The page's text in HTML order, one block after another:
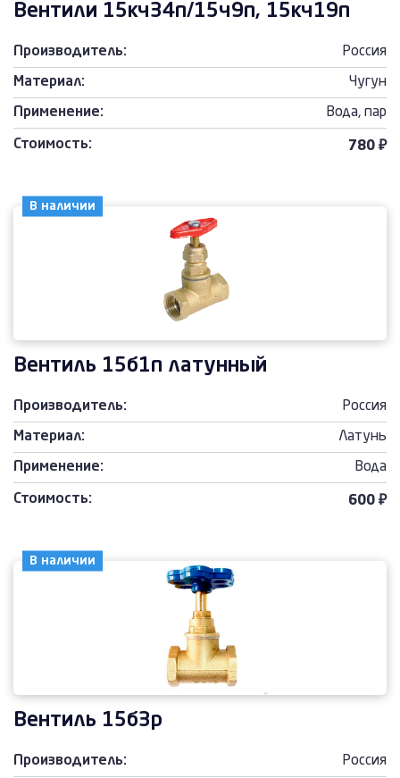
Вентили 15кч34п/15ч9п, 15кч19п
Производитель: Россия
Материал: Чугун
Применение: Вода, пар
Стоимость: 780 ₽
В наличии
Вентиль 15б1п латунный
Производитель: Россия
Материал: Латунь
Применение: Вода
Стоимость: 600 ₽
В наличии
Вентиль 15б3р
Производитель: Россия